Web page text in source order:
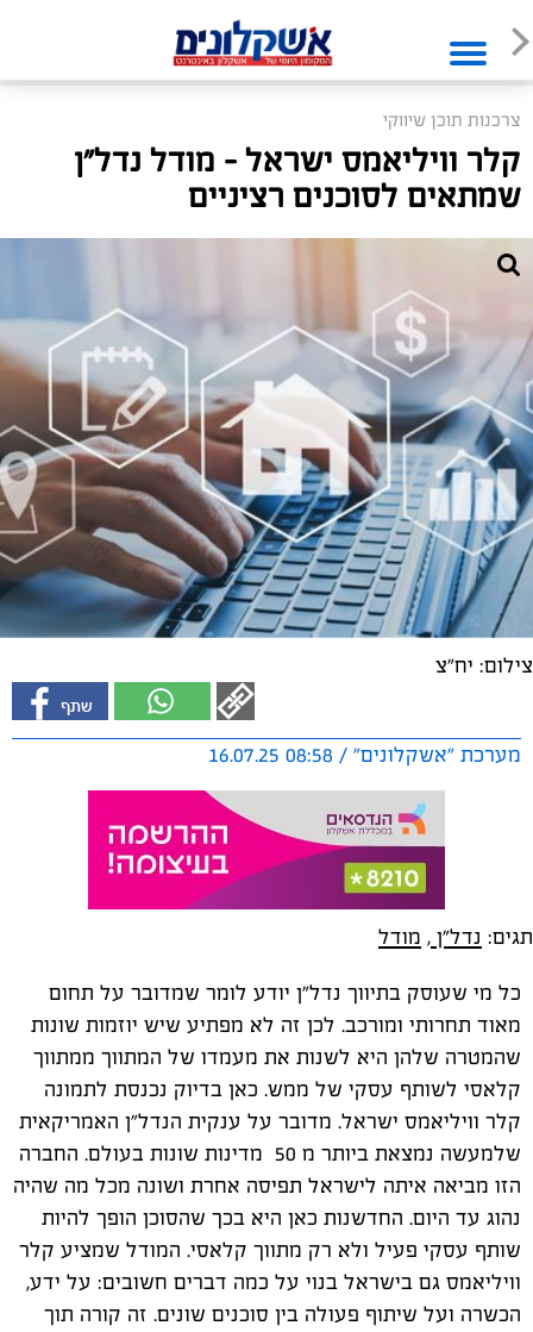
צרכנות תוכן שיווקי
קלר וויליאמס ישראל – מודל נדל"ן
שמתאים לסוכנים רציניים
צילום: יח"צ
מערכת "אשקלונים" / 08:58 16.07.25
תגים: נדל"ן , מודל
כל מי שעוסק בתיווך נדל"ן יודע לומר שמדובר על תחום
מאוד תחרותי ומורכב. לכן זה לא מפתיע שיש יוזמות שונות
שהמטרה שלהן היא לשנות את מעמדו של המתווך ממתווך
קלאסי לשותף עסקי של ממש. כאן בדיוק נכנסת לתמונה
קלר וויליאמס ישראל. מדובר על ענקית הנדל"ן האמריקאית
שלמעשה נמצאת ביותר מ 50 מדינות שונות בעולם. החברה
הזו מביאה איתה לישראל תפיסה אחרת ושונה מכל מה שהיה
נהוג עד היום. החדשנות כאן היא בכך שהסוכן הופך להיות
שותף עסקי פעיל ולא רק מתווך קלאסי. המודל שמציע קלר
וויליאמס גם בישראל בנוי על כמה דברים חשובים: על ידע,
הכשרה ועל שיתוף פעולה בין סוכנים שונים. זה קורה תוך